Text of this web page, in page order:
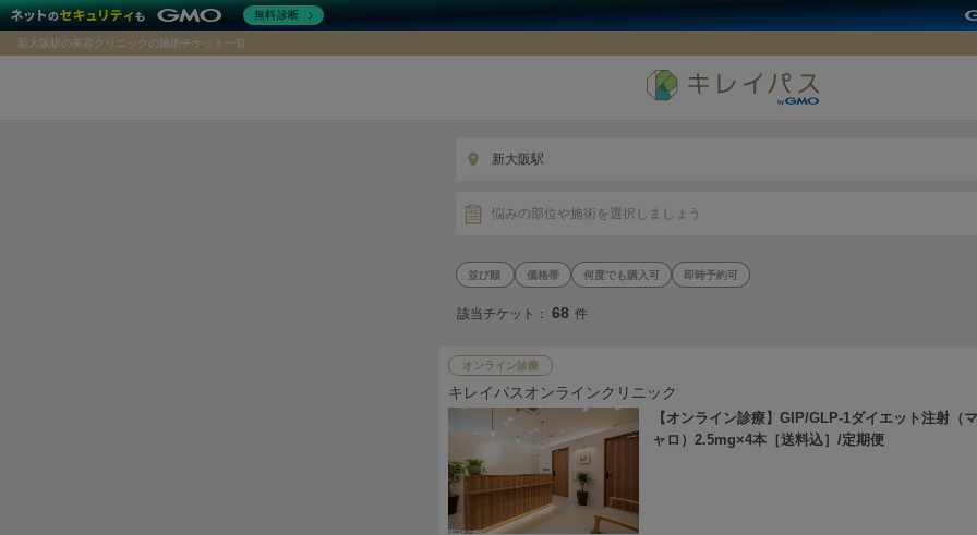
新大阪駅の美容クリニックの施術チケット一覧
新大阪駅
悩みの部位や施術を選択しましょう
価格帯 何度でも購入可 即時予約可
該当チケット：68 件
オンライン診療
キレイパスオンラインクリニック
【オンライン診療】GIP/GLP-1ダイエット注射（
ャロ）2.5mg×4本［送料込］/定期便
無料診断